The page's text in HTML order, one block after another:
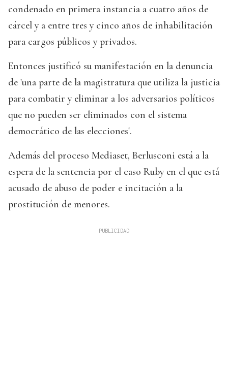
condenado en primera instancia a cuatro años de
cárcel y a entre tres y cinco años de inhabilitación
para cargos públicos y privados.
Entonces justificó su manifestación en la denuncia
de 'una parte de la magistratura que utiliza la justicia
para combatir y eliminar a los adversarios políticos
que no pueden ser eliminados con el sistema
democrático de las elecciones'.
Además del proceso Mediaset, Berlusconi está a la
espera de la sentencia por el caso Ruby en el que está
acusado de abuso de poder e incitación a la
prostitución de menores.